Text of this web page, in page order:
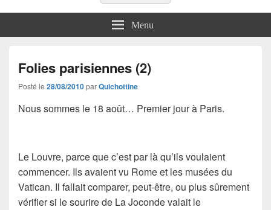
Menu
Folies parisiennes (2)
Posté le 28/08/2010parQuichottine
Nous sommes le 18 août… Premier jour à Paris.
Le Louvre, parce que c’est par là qu’ils voulaient
commencer. Ils avaient vu Rome et les musées du
Vatican. Il fallait comparer, peut-être, ou plus sûrement
vérifier si le sourire de La Jocondevalait le